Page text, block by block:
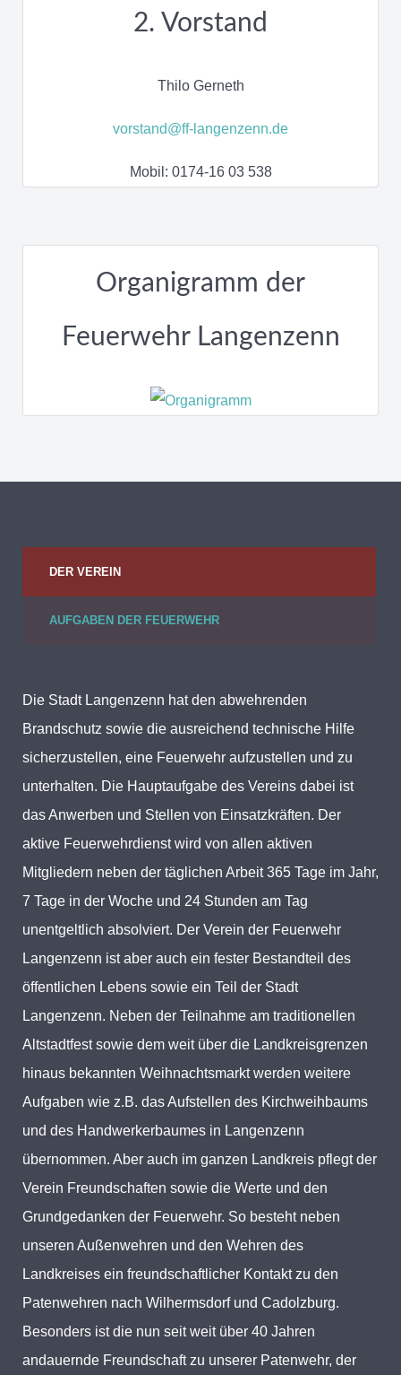
2. Vorstand
Thilo Gerneth
vorstand@ff-langenzenn.de
Mobil: 0174-16 03 538
Organigramm der
Feuerwehr Langenzenn
DER VEREIN
AUFGABEN DER FEUERWEHR
Die Stadt Langenzenn hat den abwehrenden
Brandschutz sowie die ausreichend technische Hilfe
sicherzustellen, eine Feuerwehr aufzustellen und zu
unterhalten. Die Hauptaufgabe des Vereins dabei ist
das Anwerben und Stellen von Einsatzkräften. Der
aktive Feuerwehrdienst wird von allen aktiven
Mitgliedern neben der täglichen Arbeit 365 Tage im Jahr,
7 Tage in der Woche und 24 Stunden am Tag
unentgeltlich absolviert. Der Verein der Feuerwehr
Langenzenn ist aber auch ein fester Bestandteil des
öffentlichen Lebens sowie ein Teil der Stadt
Langenzenn. Neben der Teilnahme am traditionellen
Altstadtfest sowie dem weit über die Landkreisgrenzen
hinaus bekannten Weihnachtsmarkt werden weitere
Aufgaben wie z.B. das Aufstellen des Kirchweihbaums
und des Handwerkerbaumes in Langenzenn
übernommen. Aber auch im ganzen Landkreis pflegt der
Verein Freundschaften sowie die Werte und den
Grundgedanken der Feuerwehr. So besteht neben
unseren Außenwehren und den Wehren des
Landkreises ein freundschaftlicher Kontakt zu den
Patenwehren nach Wilhermsdorf und Cadolzburg.
Besonders ist die nun seit weit über 40 Jahren
andauernde Freundschaft zu unserer Patenwehr, der